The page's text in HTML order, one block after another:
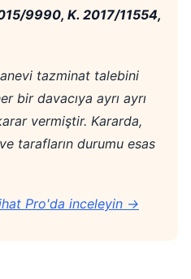
9990, K. 2017/11554,
tazminat talebini
bir davacıya ayrı ayrı
vermiştir. Kararda,
tarafların durumu esas
Pro'da inceleyin →